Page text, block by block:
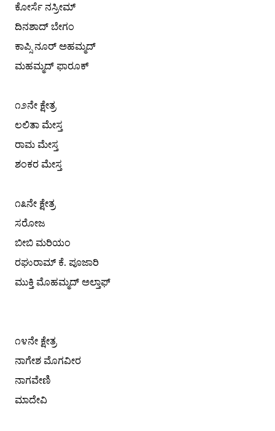
ಕೋರ್ಸೆ ನಸ್ರೀಮ್
ದಿನಶಾದ್ ಬೇಗಂ
ಕಾಪ್ಸಿ ನೂರ್ ಅಹಮ್ಮದ್
ಮಹಮ್ಮದ್ ಫಾರೂಕ್
೧೨ನೇ ಕ್ಷೇತ್ರ
ಲಲಿತಾ ಮೇಸ್ತ
ರಾಮ ಮೇಸ್ತ
ಶಂಕರ ಮೇಸ್ತ
೧೩ನೇ ಕ್ಷೇತ್ರ
ಸರೋಜ
ಬೀಬಿ ಮರಿಯಂ
ರಘುರಾಮ್ ಕೆ. ಪೂಜಾರಿ
ಮುಕ್ತಿ ಮೊಹಮ್ಮದ್ ಅಲ್ತಾಫ್
೧೪ನೇ ಕ್ಷೇತ್ರ
ನಾಗೇಶ ಮೊಗವೀರ
ನಾಗವೇಣಿ
ಮಾದೇವಿ